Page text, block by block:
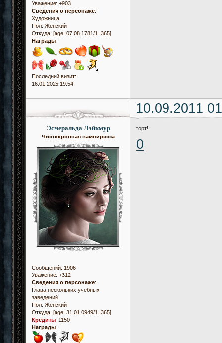
Уважение: +903
Сведения о персонаже:
Художница
Пол: Женский
Откуда: [age=07.08.1781/1=365]
Награды:
Последний визит:
16.01.2025 19:54
10.09.2011
Эсмеральда Лэйкмур
Чистокровная вампиресса
Сообщений: 1906
Уважение: +312
Сведения о персонаже:
Глава нескольких учебных
заведений
Пол: Женский
Откуда: [age=31.01.0949/1=365]
Кредиты: 1150
Награды:
торт!
0